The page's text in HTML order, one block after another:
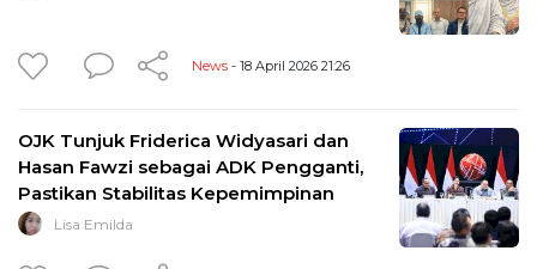
News - 18 April 2026 21:26
OJK Tunjuk Friderica Widyasari dan
Hasan Fawzi sebagai ADK Pengganti,
Pastikan Stabilitas Kepemimpinan
Lisa Emilda